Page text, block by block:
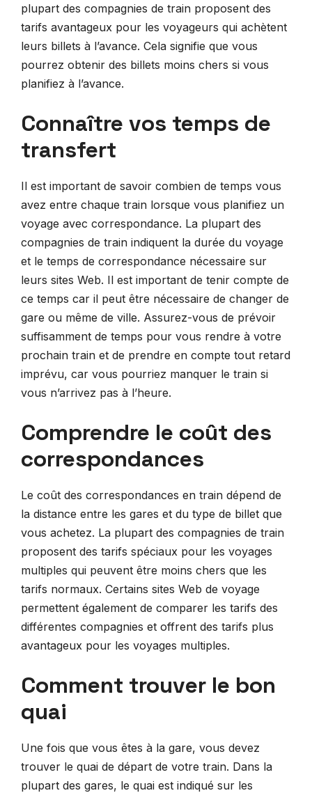
plupart des compagnies de train proposent des
tarifs avantageux pour les voyageurs qui achètent
leurs billets à l’avance. Cela signifie que vous
pourrez obtenir des billets moins chers si vous
planifiez à l’avance.
Connaître vos temps de
transfert
Il est important de savoir combien de temps vous
avez entre chaque train lorsque vous planifiez un
voyage avec correspondance. La plupart des
compagnies de train indiquent la durée du voyage
et le temps de correspondance nécessaire sur
leurs sites Web. Il est important de tenir compte de
ce temps car il peut être nécessaire de changer de
gare ou même de ville. Assurez-vous de prévoir
suffisamment de temps pour vous rendre à votre
prochain train et de prendre en compte tout retard
imprévu, car vous pourriez manquer le train si
vous n’arrivez pas à l’heure.
Comprendre le coût des
correspondances
Le coût des correspondances en train dépend de
la distance entre les gares et du type de billet que
vous achetez. La plupart des compagnies de train
proposent des tarifs spéciaux pour les voyages
multiples qui peuvent être moins chers que les
tarifs normaux. Certains sites Web de voyage
permettent également de comparer les tarifs des
différentes compagnies et offrent des tarifs plus
avantageux pour les voyages multiples.
Comment trouver le bon
quai
Une fois que vous êtes à la gare, vous devez
trouver le quai de départ de votre train. Dans la
plupart des gares, le quai est indiqué sur les